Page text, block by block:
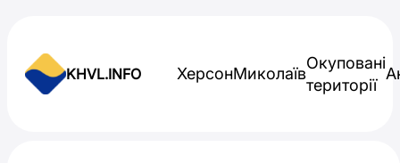
KHVL.INFO ХерсонМиколаїв
Окуповані
території